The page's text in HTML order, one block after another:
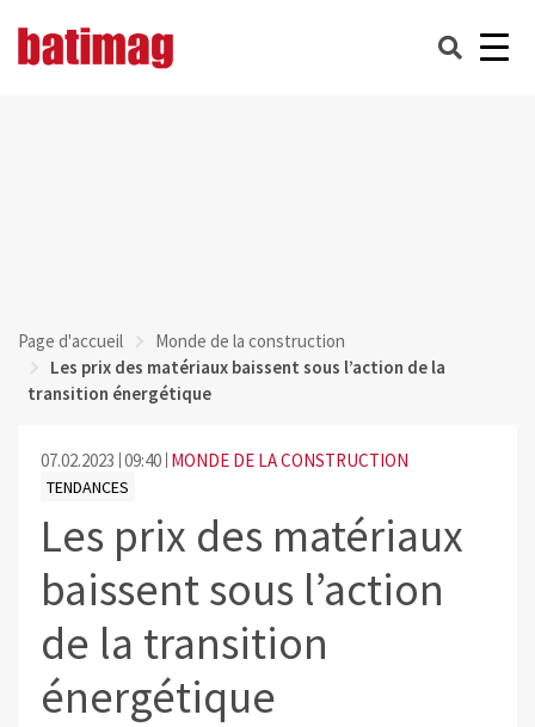
Page d'accueil
Monde de la construction
Les prix des matériaux baissent sous l’action de la
transition énergétique
07.02.2023 09:40 MONDE DE LA CONSTRUCTION
TENDANCES
Les prix des matériaux
baissent sous l’action
de la transition
énergétique